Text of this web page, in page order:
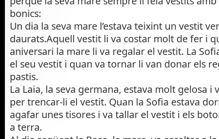
bonics:
Un dia la seva mare l’estava teixint un vestit
daurats.Aquell vestit li va costar molt de fer i
aniversari la mare li va regalar el vestit. La
el seu vestit i quan va tornar li van donar els
pastis.
La Laia, la seva germana, estava molt gelosa i
per trencar-li el vestit. Quan la Sofia estava
agafar unes tisores i va tallar el vestit i els
a terra.